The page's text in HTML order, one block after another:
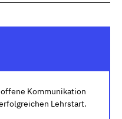
Kommunikation
Lehrstart.